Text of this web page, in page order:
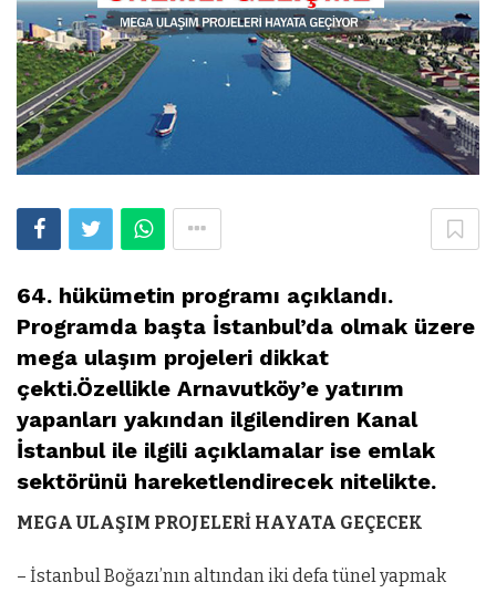
64. hükümetin programı açıklandı.
Programda başta İstanbul’da olmak üzere
mega ulaşım projeleri dikkat
çekti.Özellikle Arnavutköy’e yatırım
yapanları yakından ilgilendiren Kanal
İstanbul ile ilgili açıklamalar ise emlak
sektörünü hareketlendirecek nitelikte.
MEGA ULAŞIM PROJELERİ HAYATA GEÇECEK
– İstanbul Boğazı’nın altından iki defa tünel yapmak